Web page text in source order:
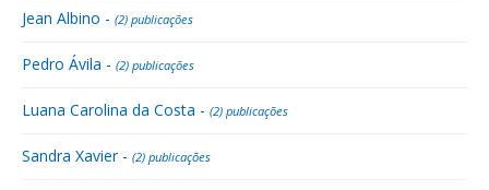
Jean Albino - (2) publicações
Pedro Ávila - (2) publicações
Luana Carolina da Costa - (2) publicações
Sandra Xavier - (2) publicações